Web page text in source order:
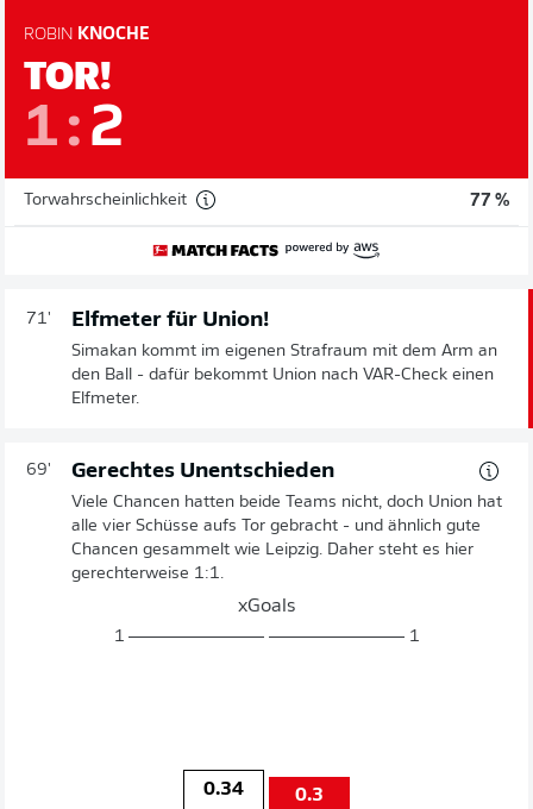
ROBIN KNOCHE
TOR!
1: 2
Torwahrscheinlichkeit 77 %
71' Elfmeter für Union!
Simakan kommt im eigenen Strafraum mit dem Arm an
den Ball - dafür bekommt Union nach VAR-Check einen
Elfmeter.
69' Gerechtes Unentschieden
Viele Chancen hatten beide Teams nicht, doch Union hat
alle vier Schüsse aufs Tor gebracht - und ähnlich gute
Chancen gesammelt wie Leipzig. Daher steht es hier
gerechterweise 1:1.
xGoals
1
0.34 0.3
1